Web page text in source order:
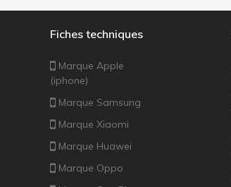
Fiches techniques
Marque Apple
(iphone)
Marque Samsung
Marque Xiaomi
Marque Huawei
Marque Oppo